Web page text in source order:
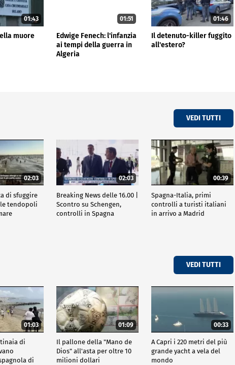
01:43
muore
01:51
Edwige Fenech: l'infanzia
ai tempi della guerra in
Algeria
01:46
Il detenuto-killer fuggito
all'estero?
VEDI TUTTI
02:03
di sfuggire
tendopoli
02:03
Breaking News delle 16.00 |
Scontro su Schengen,
controlli in Spagna
00:39
Spagna-Italia, primi
controlli a turisti italiani
in arrivo a Madrid
VEDI TUTTI
01:03
di
di
01:09
Il pallone della "Mano de
Dios" all'asta per oltre 10
milioni dollari
00:33
A Capri i 220 metri del più
grande yacht a vela del
mondo